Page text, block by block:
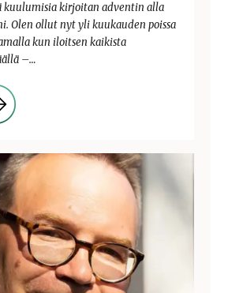
kuulumisia kirjoitan adventin alla
Olen ollut nyt yli kuukauden poissa
kun iloitsen kaikista
–…